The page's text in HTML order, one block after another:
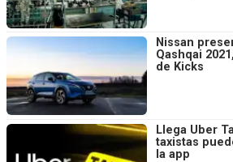
Nissan
Qashqai
de Kicks
Llega Uber
taxistas
la app